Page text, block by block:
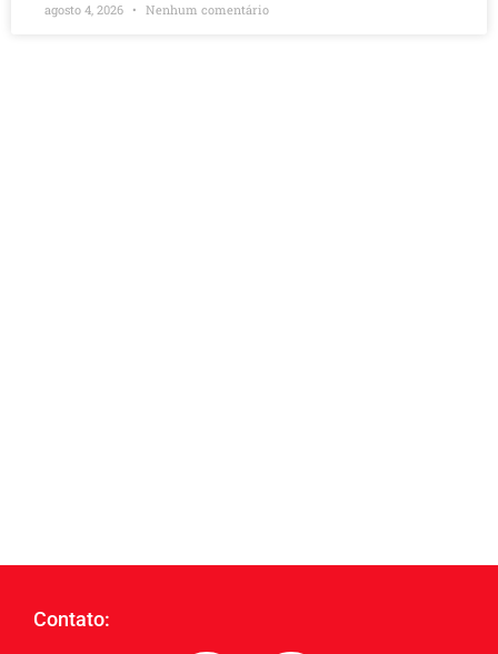
agosto 4, 2026 Nenhum comentário
Contato: